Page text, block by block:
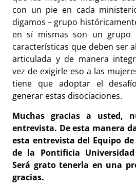
con un pie en cada
digamos – grupo
en sí mismas son un grupo
características que deben ser
articulada y de manera
vez de exigirle eso a las
tiene que adoptar el
generar estas disociaciones.
Muchas gracias a usted,
entrevista. De esta manera
esta entrevista del Equipo
de la Pontificia
Será grato tenerla en una
gracias.